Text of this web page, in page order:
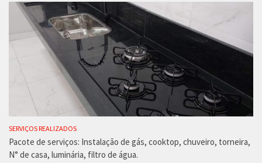
SERVIÇOS REALIZADOS
Pacote de serviços: Instalação de gás, cooktop, chuveiro, torneira,
N° de casa, luminária, filtro de água.